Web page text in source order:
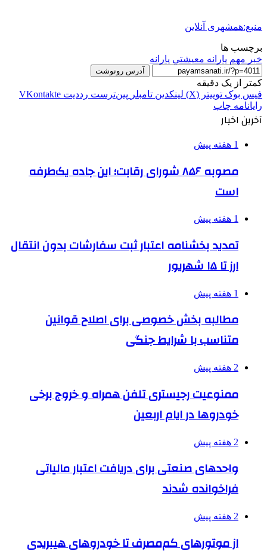
منبع:همشهری آنلاین
برچسب ها
خبر مهم يارانه معيشتي یارانه
آدرس رونوشت
کمتر از یک دقیقه
فیس بوک توییتر (X) لینکدین ‫تامبلر ‫پین‌ترست ‫رددیت ‫VKontakte
رایانامه چاپ
آخرین اخبار
1 هفته پیش
مصوبه ۸۵۶ شورای رقابت؛ این جاده یک‌طرفه
است
1 هفته پیش
تمدید بخشنامه اعتبار ثبت سفارشات بدون انتقال
ارز تا ۱۵ شهریور
1 هفته پیش
مطالبه بخش خصوصی برای اصلاح قوانین
متناسب با شرایط جنگی
2 هفته پیش
ممنوعیت رجیستری تلفن همراه و خروج برخی
خودروها در ایام اربعین
2 هفته پیش
واحدهای صنعتی برای دریافت اعتبار مالیاتی
فراخوانده شدند
2 هفته پیش
از موتورهای کم‌مصرف تا خودروهای هیبریدی